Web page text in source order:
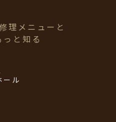
理メニューと
と知る
ール